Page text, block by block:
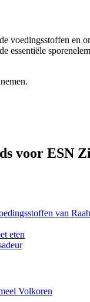
voedingsstoffen en
essentiële
voor ESN
van
eten
Volkoren